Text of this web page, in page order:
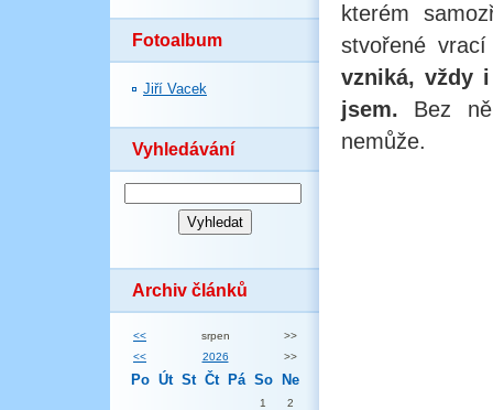
Fotoalbum
Jiří Vacek
Vyhledávání
Archiv článků
<< srpen
>>
<<
2026 >>
Po Út St Čt Pá So Ne
1
2
kterém
stvořené
vzniká, vždy
jsem. Bez
nemůže.